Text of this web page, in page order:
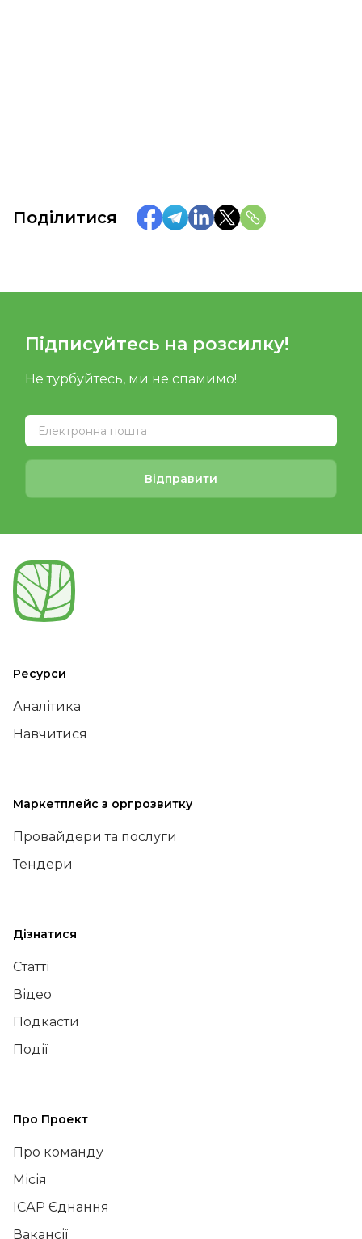
Поділитися
Підписуйтесь на розсилку!
Не турбуйтесь, ми не спамимо!
Відправити
Ресурси
Аналітика
Навчитися
Маркетплейс з оргрозвитку
Провайдери та послуги
Тендери
Дізнатися
Статті
Відео
Подкасти
Події
Про Проект
Про команду
Місія
ІСАР Єднання
Вакансії